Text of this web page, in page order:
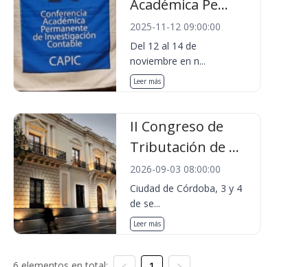
Académica Pe...
2025-11-12 09:00:00
Del 12 al 14 de
noviembre en n...
Leer más
II Congreso de
Tributación de ...
2026-09-03 08:00:00
Ciudad de Córdoba, 3 y 4
de se...
Leer más